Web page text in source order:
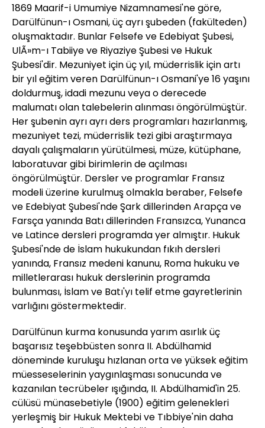
1869 Maarif-i Umumiye Nizamnamesi'ne göre,
Darülfünun-ı Osmani, üç ayrı şubeden (fakülteden)
oluşmaktadır. Bunlar Felsefe ve Edebiyat Şubesi,
UlÃ»m-ı Tabiiye ve Riyaziye Şubesi ve Hukuk
Şubesi'dir. Mezuniyet için üç yıl, müderrislik için artı
bir yıl eğitim veren Darülfünun-ı Osmani'ye 16 yaşını
doldurmuş, idadi mezunu veya o derecede
malumatı olan talebelerin alınması öngörülmüştür.
Her şubenin ayrı ayrı ders programları hazırlanmış,
mezuniyet tezi, müderrislik tezi gibi araştırmaya
dayalı çalışmaların yürütülmesi, müze, kütüphane,
laboratuvar gibi birimlerin de açılması
öngörülmüştür. Dersler ve programlar Fransız
modeli üzerine kurulmuş olmakla beraber, Felsefe
ve Edebiyat Şubesi'nde Şark dillerinden Arapça ve
Farsça yanında Batı dillerinden Fransızca, Yunanca
ve Latince dersleri programda yer almıştır. Hukuk
Şubesi'nde de İslam hukukundan fıkıh dersleri
yanında, Fransız medeni kanunu, Roma hukuku ve
milletlerarası hukuk derslerinin programda
bulunması, İslam ve Batı'yı telif etme gayretlerinin
varlığını göstermektedir.
Darülfünun kurma konusunda yarım asırlık üç
başarısız teşebbüsten sonra II. Abdülhamid
döneminde kuruluşu hızlanan orta ve yüksek eğitim
müesseselerinin yaygınlaşması sonucunda ve
kazanılan tecrübeler ışığında, II. Abdülhamid'in 25.
cülüsü münasebetiyle (1900) eğitim gelenekleri
yerleşmiş bir Hukuk Mektebi ve Tıbbiye'nin daha